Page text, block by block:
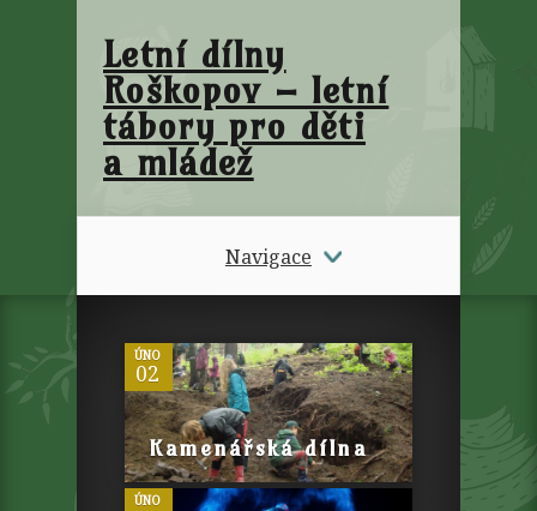
Letní dílny
Roškopov – letní
tábory pro děti
a mládež
Navigace
ÚNO
02
Kamenářská dílna
ÚNO
0